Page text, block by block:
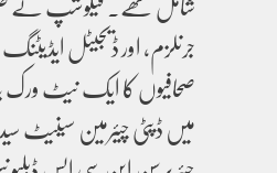
جرنلزم، اور ڈیجیٹل
صحافیوں کا ایک نیٹ ورک
میں ڈپٹی چیئرمین سینیٹ